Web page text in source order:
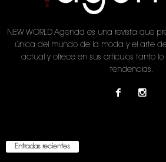
NEW WORLD Agenda es una revista que
única del mundo de la moda y el arte de
actual y ofrece en sus artículos tanto
tendencias.
Entradas recientes